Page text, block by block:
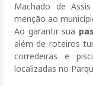
Machado de
menção ao
Ao garantir sua
além de roteiros
corredeiras e
localizadas no